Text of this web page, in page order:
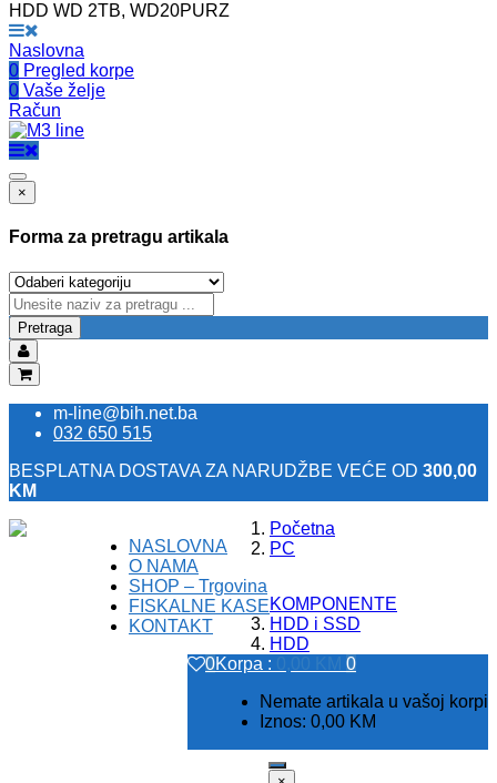
HDD WD 2TB, WD20PURZ
Naslovna
0 Pregled korpe
0 Vaše želje
Račun
×
Forma za pretragu artikala
Pretraga
m-line@bih.net.ba
032 650 515
BESPLATNA DOSTAVA ZA NARUDŽBE VEĆE OD 300,00
KM
NASLOVNA
O NAMA
SHOP – Trgovina
FISKALNE KASE
KONTAKT
Korpa :
KM
0
Nemate artikala u vašoj korpi
Iznos: 0,00 KM
0
Početna
PC
KOMPONENTE
HDD i SSD
HDD